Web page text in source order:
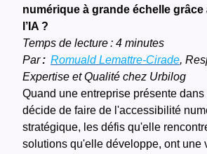
numérique à grande échelle grâce
l’IA ?
Temps de lecture : 4 minutes
Par: Romuald Lemattre-Cirade,
Expertise et Qualité chez Urbilog
Quand une entreprise présente
décide de faire de l'accessibilité
stratégique, les défis qu'elle
solutions qu'elle développe, ont une